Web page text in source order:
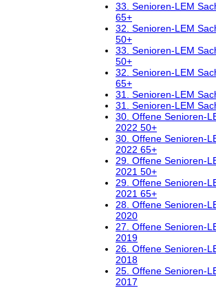
33. Senioren-LEM
65+
32. Senioren-LEM
50+
33. Senioren-LEM
50+
32. Senioren-LEM
65+
31. Senioren-LEM
31. Senioren-LEM
30. Offene Senioren-
2022 50+
30. Offene Senioren-
2022 65+
29. Offene Senioren-
2021 50+
29. Offene Senioren-
2021 65+
28. Offene Senioren-
2020
27. Offene Senioren-
2019
26. Offene Senioren-
2018
25. Offene Senioren-
2017